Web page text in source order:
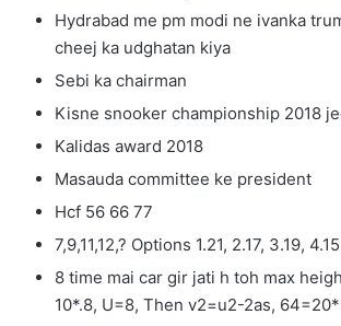
Hydrabad me pm modi ne ivanka
cheej ka udghatan kiya
Sebi ka chairman
Kisne snooker championship 2018
Kalidas award 2018
Masauda committee ke president
Hcf 56 66 77
7,9,11,12,? Options 1.21, 2.17, 3.19, 4.15
8 time mai car gir jati h toh max
10*.8, U=8, Then v2=u2-2as,